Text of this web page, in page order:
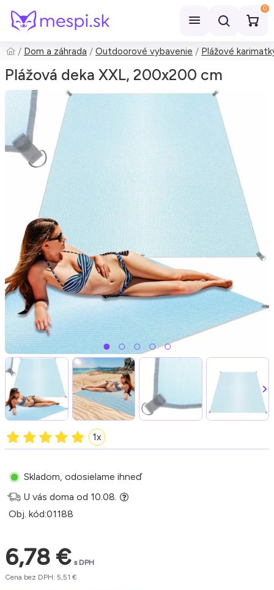
0
Hľadať
Dom a záhrada Outdoorové vybavenie Plážové
Plážová deka XXL, 200x200 cm
1x
6,78 € s DPH
Cena bez DPH: 5,51 €
Skladom, odosielame ihneď
U vás doma od 10.08.
Obj. kód:01188